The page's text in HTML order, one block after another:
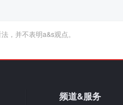
，并不表明a&s观点。
频道&服务